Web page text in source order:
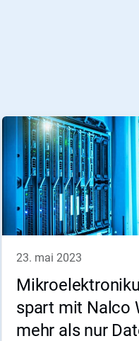
23. mai 2023
spart mit Nalco
mehr als nur